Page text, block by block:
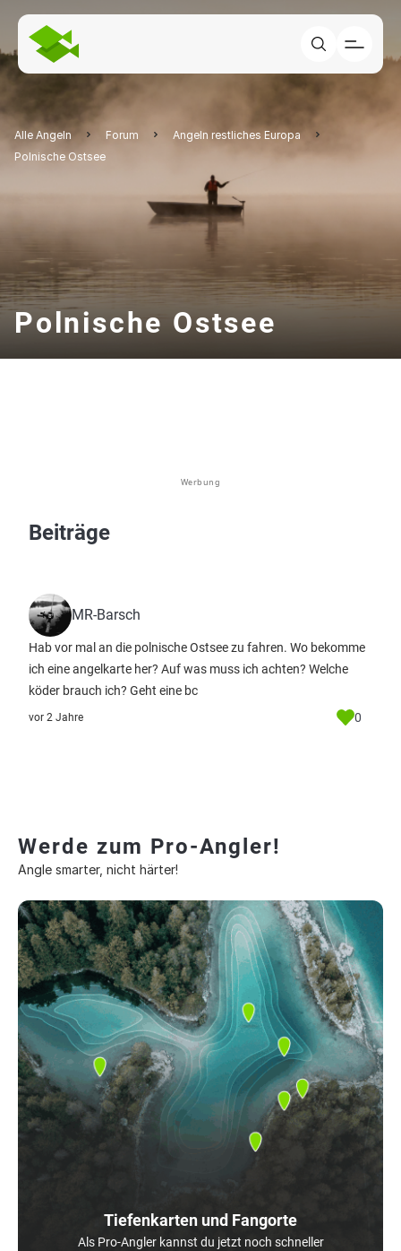
Alle Angeln Forum
Angeln restliches Europa
Polnische Ostsee
Polnische Ostsee
Werbung
Beiträge
MR-Barsch
Hab vor mal an die polnische Ostsee zu fahren. Wo bekomme
ich eine angelkarte her? Auf was muss ich achten? Welche
köder brauch ich? Geht eine bc
vor 2 Jahre 0
Werde zum Pro-Angler!
Angle smarter, nicht härter!
Tiefenkarten und Fangorte
Als Pro-Angler kannst du jetzt noch schneller